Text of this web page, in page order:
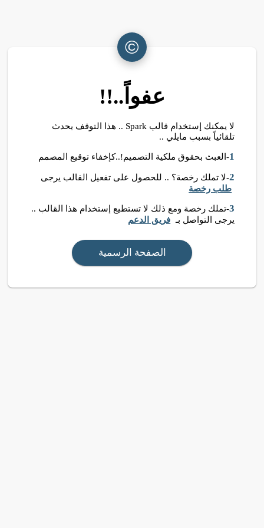
©
عفواً..!!
لا يمكنك إستخدام قالب Spark .. هذا التوقف يحدث
تلقائياً بسبب مايلي ..
1-العبث بحقوق ملكية التصميم!..كإخفاء توقيع المصمم
2-لا تملك رخصة؟ .. للحصول على تفعيل القالب يرجى
طلب رخصة
3-تملك رخصة ومع ذلك لا تستطيع إستخدام هذا القالب ..
يرجى التواصل بـ فريق الدعم
الصفحة الرسمية